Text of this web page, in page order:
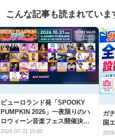
こんな記事も読まれていま
ピューロランド発「SPOOKY
PUMPKIN 2026」一夜限りのハ
ロウィーン音楽フェス開催決
定！
2026-07-31 15:00
ガ
国